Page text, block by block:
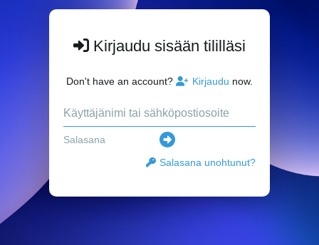
Kirjaudu sisään tililläsi
Don't have an account? Kirjaudu now.
Salasana unohtunut?